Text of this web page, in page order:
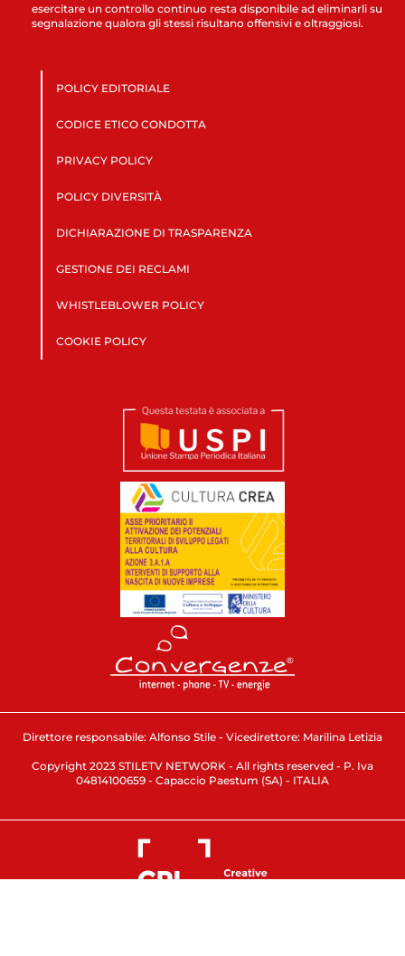
esercitare un controllo continuo resta disponibile ad eliminarli su
segnalazione qualora gli stessi risultano offensivi e oltraggiosi.
POLICY EDITORIALE
CODICE ETICO CONDOTTA
PRIVACY POLICY
POLICY DIVERSITÀ
DICHIARAZIONE DI TRASPARENZA
GESTIONE DEI RECLAMI
WHISTLEBLOWER POLICY
COOKIE POLICY
Direttore responsabile: Alfonso Stile - Vicedirettore: Marilina Letizia
Copyright 2023 STILETV NETWORK - All rights reserved - P. Iva
04814100659 - Capaccio Paestum (SA) - ITALIA